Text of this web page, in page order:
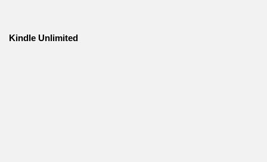
Kindle Unlimited